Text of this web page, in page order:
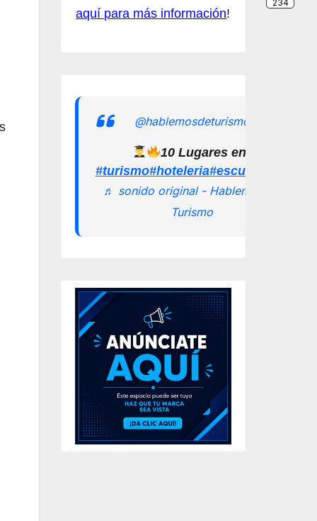
aquí para más información!
@hablemosdeturismomx
10 Lugares en los que
#turismo#hoteleria
♬ sonido original - Hablemos de
Turismo